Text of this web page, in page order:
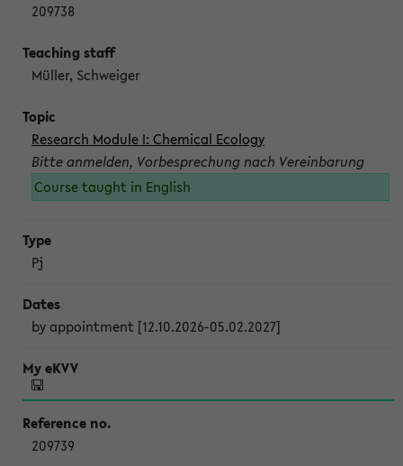
209738
Müller, Schweiger
Research Module I: Chemical Ecology
Bitte anmelden, Vorbesprechung nach Vereinbarung
Course taught in English
Pj
by appointment [12.10.2026-05.02.2027]
209739